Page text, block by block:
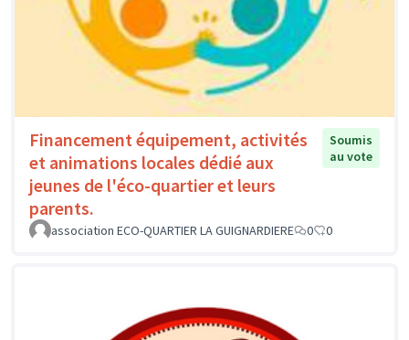
Financement équipement, activités
et animations locales dédié aux
jeunes de l'éco-quartier et leurs
parents.
Soumis
au vote
association ECO-QUARTIER LA GUIGNARDIERE 0 0